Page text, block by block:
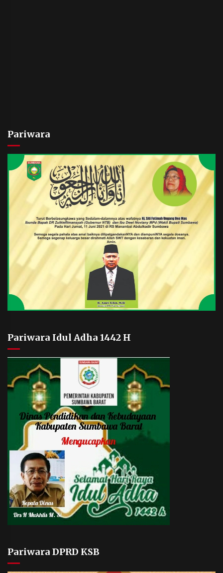
Pariwara
Pariwara Idul Adha 1442 H
Pariwara DPRD KSB